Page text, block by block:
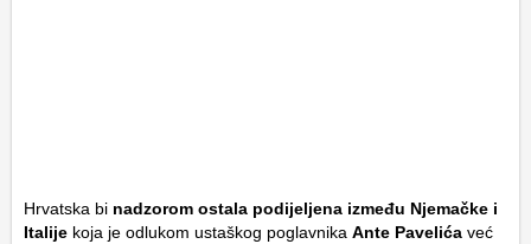
Hrvatska bi nadzorom ostala podijeljena između Njemačke i
Italije koja je odlukom ustaškog poglavnika Ante Pavelića već